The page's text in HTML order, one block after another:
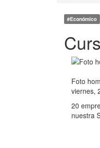
#Económico
Foto
viernes,
20
nuestra